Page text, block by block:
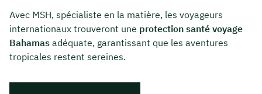
Avec MSH, spécialiste en la matière, les voyageurs
internationaux trouveront une protection santé voyage
Bahamas adéquate, garantissant que les aventures
tropicales restent sereines.